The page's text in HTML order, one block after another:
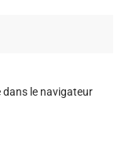
dans le navigateur